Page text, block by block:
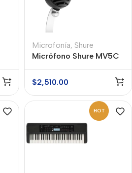
Microfonía, Shure
Micrófono Shure MV5C
Micrófono Condensador
Digital Portátil
$2,510.00
HOT